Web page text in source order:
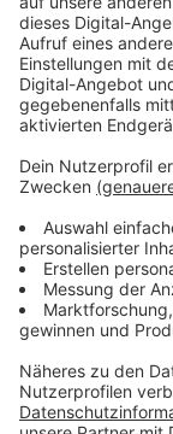
Verpass'
ANTENNE
Lifestyle